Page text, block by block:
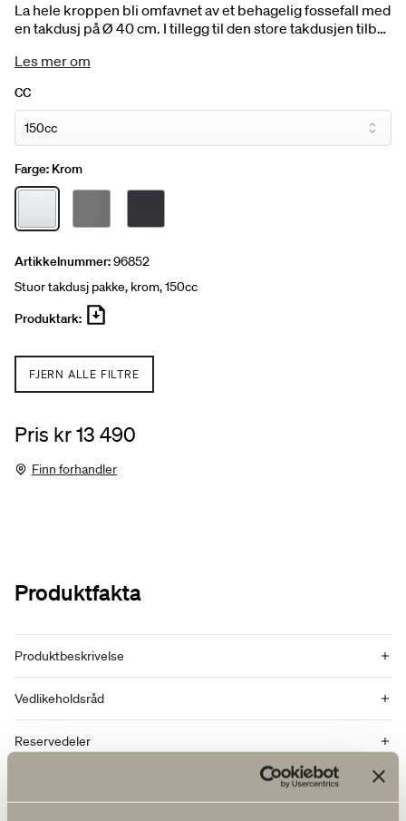
La hele kroppen bli omfavnet av et behagelig fossefall med
en takdusj på Ø 40 cm. I tillegg til den store takdusjen tilbyr
jevn temperatur og en sylindrisk hånddusj komplett med
kompletteres med Stuor forlengingsrør.
Les mer om
CC
Farge: Krom
Artikkelnummer:96852
Stuor takdusj pakke, krom, 150cc
Produktark:
FJERN ALLE FILTRE
Pris kr 13 490
Finn forhandler
Produktfakta
Produktbeskrivelse
Vedlikeholdsråd
Reservedeler